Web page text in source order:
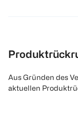
Aus Gründen des
aktuellen